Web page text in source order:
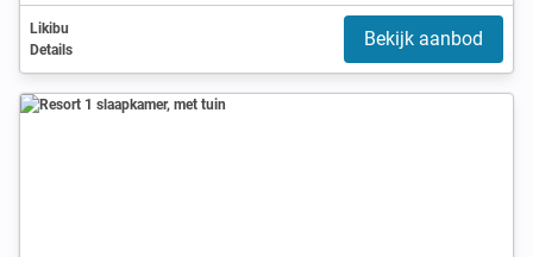
Likibu
Details
Bekijk aanbod